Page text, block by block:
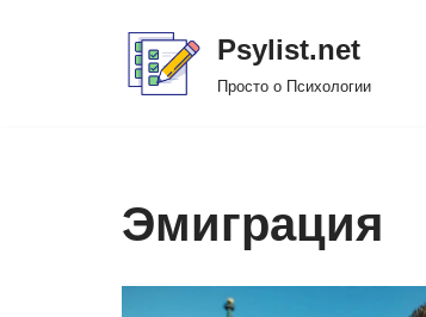
Psylist.net
Просто о Психологии
Эмиграция